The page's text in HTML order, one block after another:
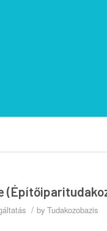
/ by Tudakozobazis